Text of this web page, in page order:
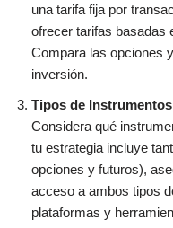
una tarifa fija por
ofrecer tarifas basadas
Compara las opciones
inversión.
Tipos de
Considera qué
tu estrategia incluye
opciones y futuros),
acceso a ambos tipos
plataformas y